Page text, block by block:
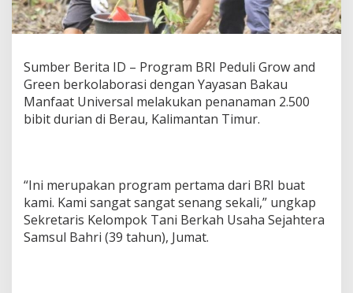
n
,
2
5
0
0
B
i
D
u
r
i
a
Sumber Berita ID – Program BRI Peduli Grow and
Green berkolaborasi dengan Yayasan Bakau
Manfaat Universal melakukan penanaman 2.500
bibit durian di Berau, Kalimantan Timur.
“Ini merupakan program pertama dari BRI buat
kami. Kami sangat sangat senang sekali,” ungkap
Sekretaris Kelompok Tani Berkah Usaha Sejahtera
Samsul Bahri (39 tahun), Jumat.